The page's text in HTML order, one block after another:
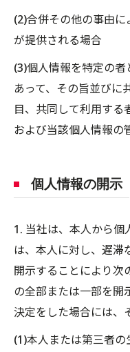
(2)合併その他の事由
が提供される場合
(3)個人情報を特定の
あって、その旨並びに
目、共同して利用する
および当該個人情報の
個人情報の開示
1. 当社は、本人から個
は、本人に対し、遅滞
開示することにより次
の全部または一部を開
決定をした場合には、
(1)本人または第三者